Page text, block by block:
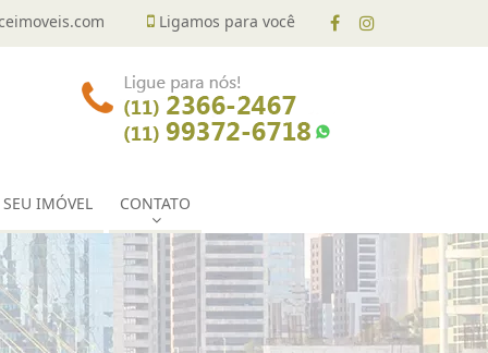
Ligamos para você
SEU IMÓVEL CONTATO